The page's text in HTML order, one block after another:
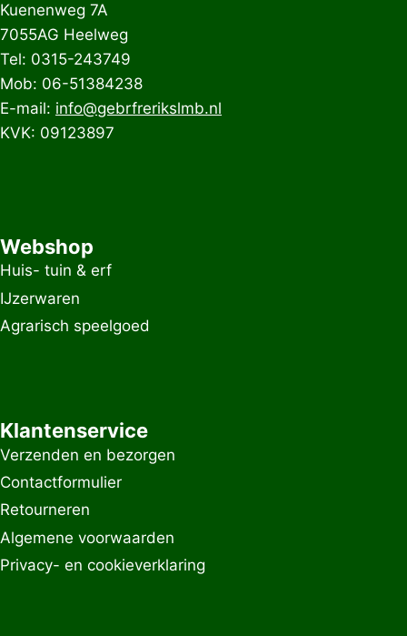
Kuenenweg 7A
7055AG Heelweg
Tel: 0315-243749
Mob: 06-51384238
E-mail: info@gebrfrerikslmb.nl
KVK: 09123897
Webshop
Huis- tuin & erf
IJzerwaren
Agrarisch speelgoed
Klantenservice
Verzenden en bezorgen
Contactformulier
Retourneren
Algemene voorwaarden
Privacy- en cookieverklaring